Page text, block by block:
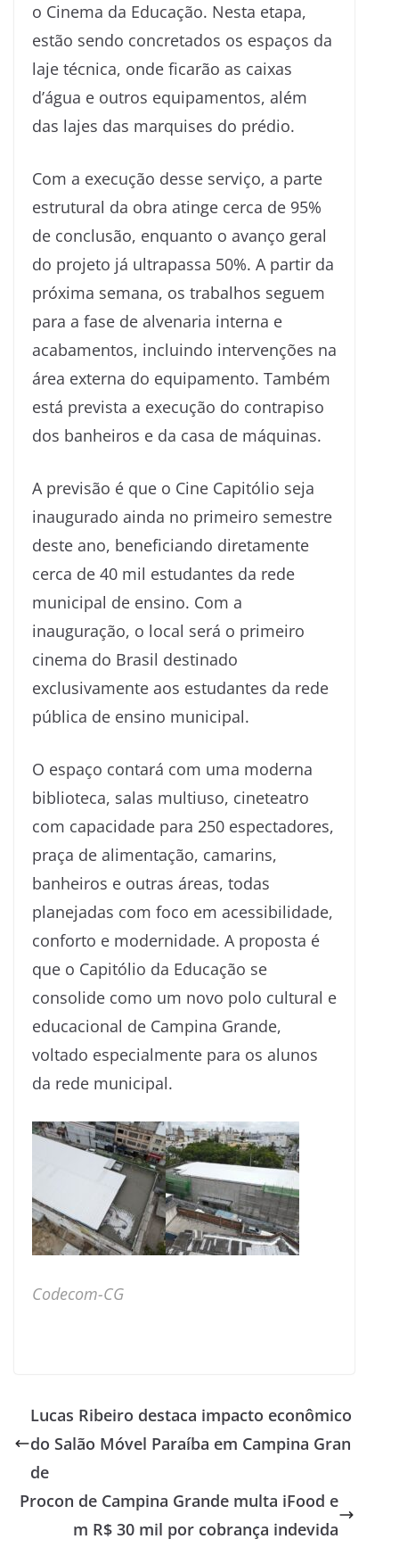
o Cinema da Educação. Nesta etapa,
estão sendo concretados os espaços da
laje técnica, onde ficarão as caixas
d’água e outros equipamentos, além
das lajes das marquises do prédio.
Com a execução desse serviço, a parte
estrutural da obra atinge cerca de 95%
de conclusão, enquanto o avanço geral
do projeto já ultrapassa 50%. A partir da
próxima semana, os trabalhos seguem
para a fase de alvenaria interna e
acabamentos, incluindo intervenções na
área externa do equipamento. Também
está prevista a execução do contrapiso
dos banheiros e da casa de máquinas.
A previsão é que o Cine Capitólio seja
inaugurado ainda no primeiro semestre
deste ano, beneficiando diretamente
cerca de 40 mil estudantes da rede
municipal de ensino. Com a
inauguração, o local será o primeiro
cinema do Brasil destinado
exclusivamente aos estudantes da rede
pública de ensino municipal.
O espaço contará com uma moderna
biblioteca, salas multiuso, cineteatro
com capacidade para 250 espectadores,
praça de alimentação, camarins,
banheiros e outras áreas, todas
planejadas com foco em acessibilidade,
conforto e modernidade. A proposta é
que o Capitólio da Educação se
consolide como um novo polo cultural e
educacional de Campina Grande,
voltado especialmente para os alunos
da rede municipal.
Codecom-CG
Lucas Ribeiro destaca impacto econômico
do Salão Móvel Paraíba em Campina Gran
de
Procon de Campina Grande multa iFood e
m R$ 30 mil por cobrança indevida